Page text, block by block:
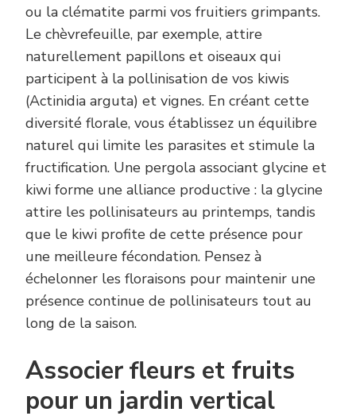
ou la clématite parmi vos fruitiers grimpants.
Le chèvrefeuille, par exemple, attire
naturellement papillons et oiseaux qui
participent à la pollinisation de vos kiwis
(Actinidia arguta) et vignes. En créant cette
diversité florale, vous établissez un équilibre
naturel qui limite les parasites et stimule la
fructification. Une pergola associant glycine et
kiwi forme une alliance productive : la glycine
attire les pollinisateurs au printemps, tandis
que le kiwi profite de cette présence pour
une meilleure fécondation. Pensez à
échelonner les floraisons pour maintenir une
présence continue de pollinisateurs tout au
long de la saison.
Associer fleurs et fruits
pour un jardin vertical